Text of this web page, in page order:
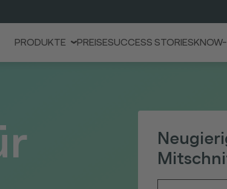
PRODUKTE PREISESUCCESS STORIES